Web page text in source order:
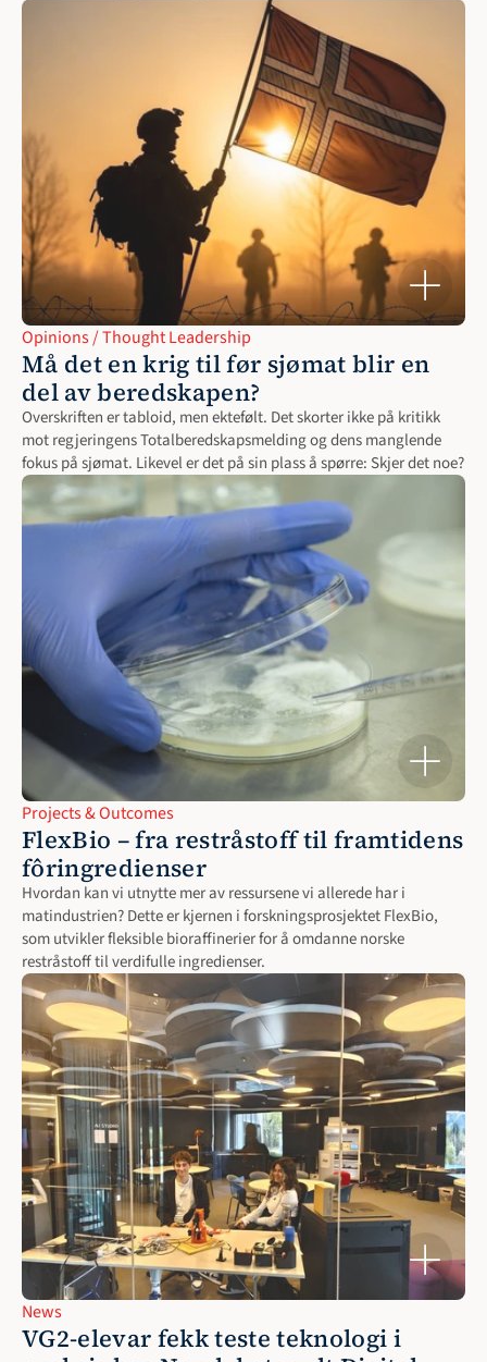
Opinions / Thought Leadership
Må det en krig til før sjømat blir en
del av beredskapen?
Overskriften er tabloid, men ektefølt. Det skorter ikke på kritikk
mot regjeringens Totalberedskapsmelding og dens manglende
fokus på sjømat. Likevel er det på sin plass å spørre: Skjer det noe?
Projects & Outcomes
FlexBio – fra restråstoff til framtidens
fôringredienser
Hvordan kan vi utnytte mer av ressursene vi allerede har i
matindustrien? Dette er kjernen i forskningsprosjektet FlexBio,
som utvikler fleksible bioraffinerier for å omdanne norske
restråstoff til verdifulle ingredienser.
News
VG2-elevar fekk teste teknologi i